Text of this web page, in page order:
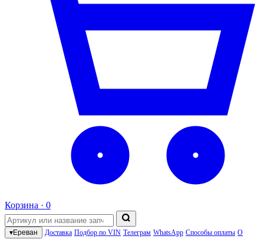
Корзина · 0
▾Ереван Доставка Подбор по VIN Телеграм WhatsApp Способы оплаты О